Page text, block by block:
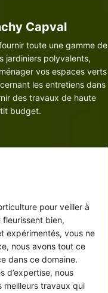
Capval
toute une gamme de
jardiniers polyvalents,
vos espaces verts
les entretiens dans
des travaux de haute
budget.
pour veiller à
bien,
expérimentés, vous ne
nous avons tout ce
dans ce domaine.
d’expertise, nous
meilleurs travaux qui